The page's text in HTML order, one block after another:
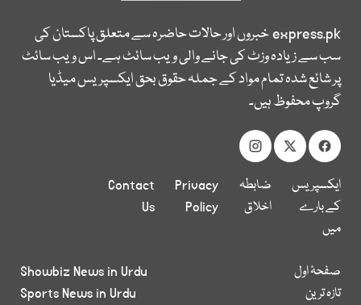
express.pkخبروں اور حالات حاضرہ سے متعلق پاکستان کی
سب سے زیادہ وزٹ کی جانے والی ویب سائٹ ہے۔ اس ویب سائٹ
پر شائع شدہ تمام مواد کے جملہ حقوق بحق ایکسپریس میڈیا
گروپ محفوظ ہیں۔
ایکسپریس
کے بارے
میں
ضابطہ
اخلاق
Privacy
Policy
Contact
Us
صفحۂ اول
تازہ ترین
Showbiz News in Urdu
Sports News in Urdu